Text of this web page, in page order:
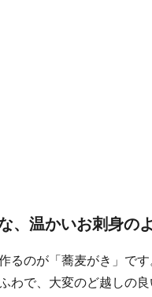
、温かいお刺身の
るのが「蕎麦がき」で
わで、大変のど越しの